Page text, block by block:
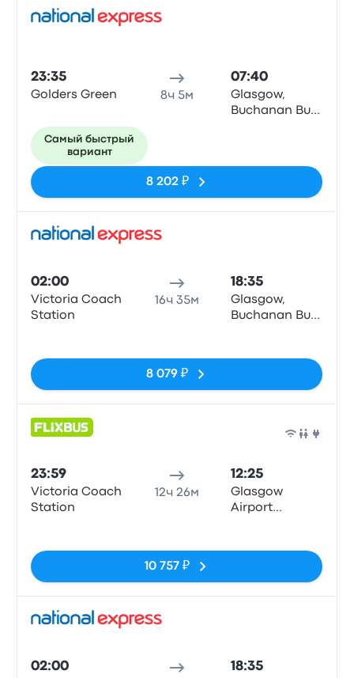
23:35
Golders Green 8ч 5м
07:40
Glasgow,
Buchanan Bus
Самый быстрый
вариант
8 202 ₽
02:00
Victoria Coach
Station
16ч 35м
18:35
Glasgow,
Buchanan Bus
8 079 ₽
23:59
Victoria Coach
Station
12ч 26м
12:25
Glasgow
Airport
10 757 ₽
02:00 18:35